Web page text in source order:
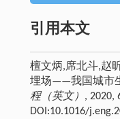
引用本文
檀文炳,席北斗,赵
埋场——我国城市
程（英文） , 2020,
DOI:10.1016/